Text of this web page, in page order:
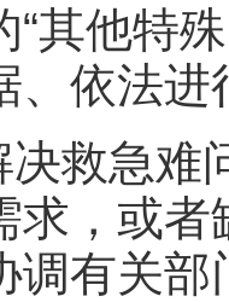
“其他特
、依法进
决救急难
求，或
调有关